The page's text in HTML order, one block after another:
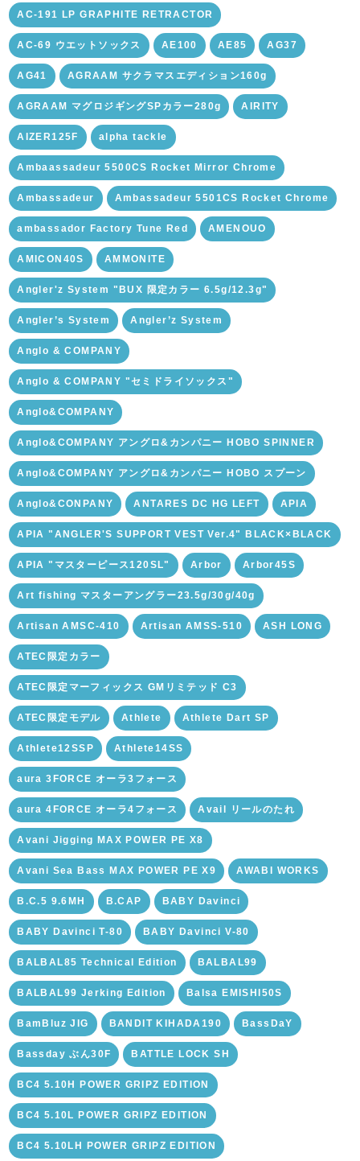
AC-191 LP GRAPHITE RETRACTOR
AC-69 ウエットソックス AE100 AE85 AG37
AG41 AGRAAM サクラマスエディション160g
AGRAAM マグロジギングSPカラー280g AIRITY
AIZER125F alpha tackle
Ambaassadeur 5500CS Rocket Mirror Chrome
Ambassadeur Ambassadeur 5501CS Rocket Chrome
ambassador Factory Tune Red AMENOUO
AMICON40S AMMONITE
Angler'z System "BUX 限定カラー 6.5g/12.3g"
Angler’s System Angler’z System
Anglo & COMPANY
Anglo & COMPANY "セミドライソックス"
Anglo&COMPANY
Anglo&COMPANY アングロ&カンパニー HOBO SPINNER
Anglo&COMPANY アングロ&カンパニー HOBO スプーン
Anglo&CONPANY ANTARES DC HG LEFT APIA
APIA "ANGLER'S SUPPORT VEST Ver.4" BLACK×BLACK
APIA "マスターピース120SL" Arbor Arbor45S
Art fishing マスターアングラー23.5g/30g/40g
Artisan AMSC-410 Artisan AMSS-510 ASH LONG
ATEC限定カラー
ATEC限定マーフィックス GMリミテッド C3
ATEC限定モデル Athlete Athlete Dart SP
Athlete12SSP Athlete14SS
aura 3FORCE オーラ3フォース
aura 4FORCE オーラ4フォース Avail リールのたれ
Avani Jigging MAX POWER PE X8
Avani Sea Bass MAX POWER PE X9 AWABI WORKS
B.C.5 9.6MH B.CAP BABY Davinci
BABY Davinci T-80 BABY Davinci V-80
BALBAL85 Technical Edition BALBAL99
BALBAL99 Jerking Edition Balsa EMISHI50S
BamBluz JIG BANDIT KIHADA190 BassDaY
Bassday ぶん30F BATTLE LOCK SH
BC4 5.10H POWER GRIPZ EDITION
BC4 5.10L POWER GRIPZ EDITION
BC4 5.10LH POWER GRIPZ EDITION